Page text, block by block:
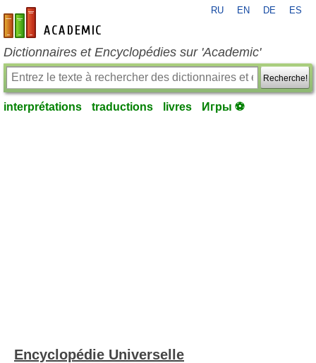
fr-academic.com
RU EN DE ES
Dictionnaires et Encyclopédies sur 'Academic'
Recherche!
interprétations traductions livres Игры ⚽
Encyclopédie Universelle